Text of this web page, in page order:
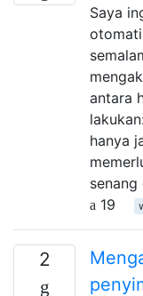
Saya
antara
hanya
19
2